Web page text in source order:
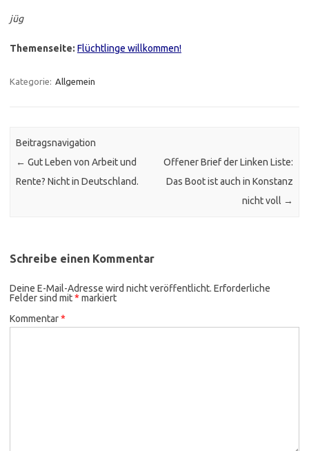
jüg
Themenseite: Flüchtlinge willkommen!
Kategorie: Allgemein
Beitragsnavigation
← Gut Leben von Arbeit und
Rente? Nicht in Deutschland.
Offener Brief der Linken Liste:
Das Boot ist auch in Konstanz
nicht voll →
Schreibe einen Kommentar
Deine E-Mail-Adresse wird nicht veröffentlicht. Erforderliche
Felder sind mit* markiert
Kommentar*